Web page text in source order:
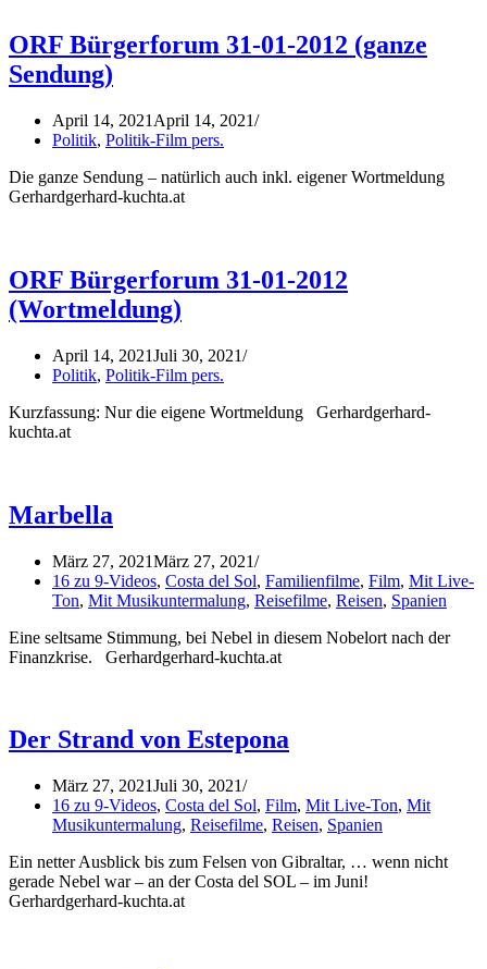
ORF Bürgerforum 31-01-2012 (ganze
Sendung)
April 14, 2021 April 14, 2021
Politik, Politik-Film pers.
Die ganze Sendung – natürlich auch inkl. eigener Wortmeldung
Gerhardgerhard-kuchta.at
ORF Bürgerforum 31-01-2012
(Wortmeldung)
April 14, 2021Juli 30, 2021
Politik, Politik-Film pers.
Kurzfassung: Nur die eigene Wortmeldung Gerhardgerhard-
kuchta.at
Marbella
März 27, 2021März 27, 2021
16 zu 9-Videos, Costa del Sol, Familienfilme, Film, Mit Live-
Ton, Mit Musikuntermalung, Reisefilme, Reisen, Spanien
Eine seltsame Stimmung, bei Nebel in diesem Nobelort nach der
Finanzkrise. Gerhardgerhard-kuchta.at
Der Strand von Estepona
März 27, 2021Juli 30, 2021
16 zu 9-Videos, Costa del Sol, Film, Mit Live-Ton, Mit
Musikuntermalung, Reisefilme, Reisen, Spanien
Ein netter Ausblick bis zum Felsen von Gibraltar, … wenn nicht
gerade Nebel war – an der Costa del SOL – im Juni!
Gerhardgerhard-kuchta.at